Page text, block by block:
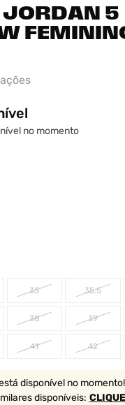
JORDAN 5
no momento
35 35.5
38 39
41 42
disponível no momento!
disponíveis: